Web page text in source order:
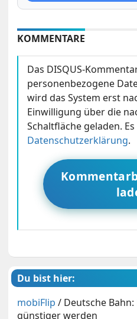
KOMMENTARE
Das DISQUS-
personenbezogene
wird das System erst
Einwilligung über die
Schaltfläche geladen.
Datenschutzerklärung.
Du bist hier:
mobiFlip / Deutsche
günstiger werden